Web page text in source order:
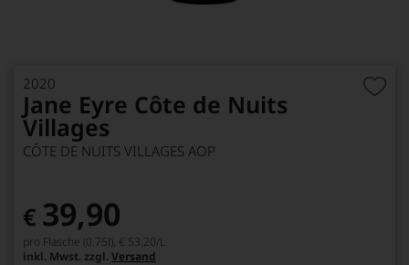
2020
Jane Eyre Côte de Nuits
Villages
CÔTE DE NUITS VILLAGES AOP
€ 39,90
pro Flasche (0.75l), € 53,20/L
inkl. Mwst. zzgl. Versand